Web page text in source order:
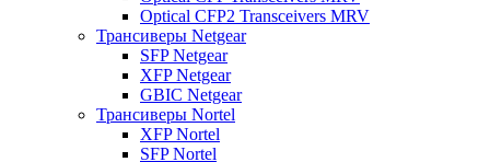
Optical CFP2 Transceivers MRV
Трансиверы Netgear
SFP Netgear
XFP Netgear
GBIC Netgear
Трансиверы Nortel
XFP Nortel
SFP Nortel